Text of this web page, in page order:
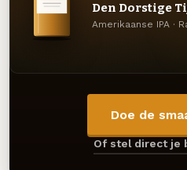
Den Dorstige
Amerikaanse IPA ·
Doe de
Of stel direct je